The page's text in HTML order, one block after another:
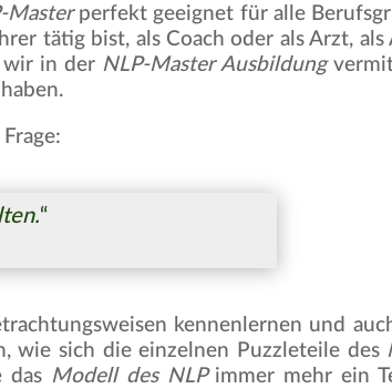
Masterperfekt geeignet für alle
tätig bist, als Coach oder als Arzt,
wir in der NLP-Master Ausbildung
.“
kennenlernen und
wie sich die einzelnen Puzzleteile des
das Modell des NLPimmer mehr ein